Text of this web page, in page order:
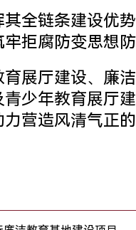
链条建设优势
拒腐防变思想防
育展厅建设、 廉
少年教育展厅
营造风清气正的